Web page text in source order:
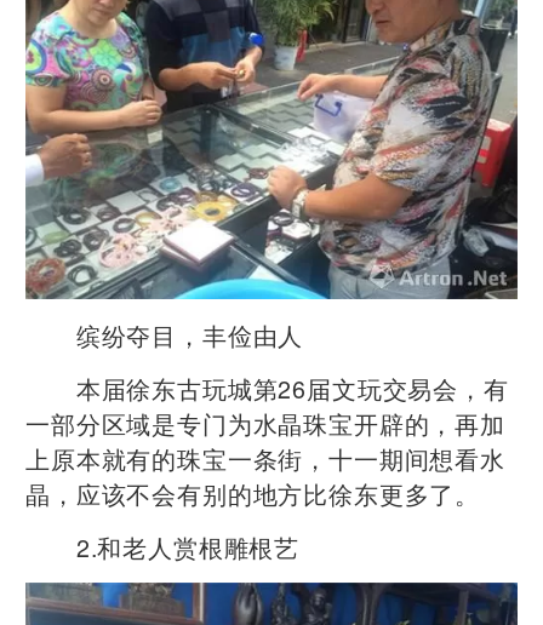
缤纷夺目，丰俭由人
本届徐东古玩城第26届文玩交易会，有
一部分区域是专门为水晶珠宝开辟的，再加
上原本就有的珠宝一条街，十一期间想看水
晶，应该不会有别的地方比徐东更多了。
2.和老人赏根雕根艺